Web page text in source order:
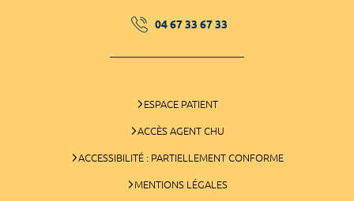
04 67 33 67 33
ESPACE PATIENT
ACCÈS AGENT CHU
ACCESSIBILITÉ : PARTIELLEMENT CONFORME
MENTIONS LÉGALES